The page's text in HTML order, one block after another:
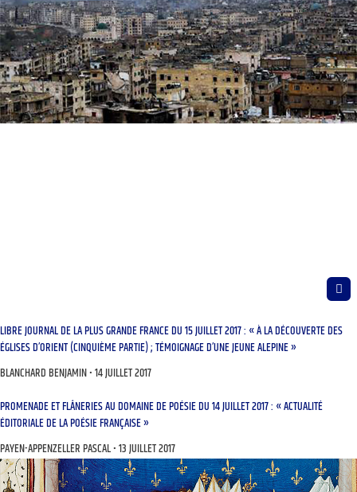
LIBRE JOURNAL DE LA PLUS GRANDE FRANCE DU 15 JUILLET 2017 : « À LA DÉCOUVERTE DES
ÉGLISES D’ORIENT (CINQUIÈME PARTIE) ; TÉMOIGNAGE D’UNE JEUNE ALEPINE »
BLANCHARD BENJAMIN 14 JUILLET 2017
PROMENADE ET FLÂNERIES AU DOMAINE DE POÉSIE DU 14 JUILLET 2017 : « ACTUALITÉ
ÉDITORIALE DE LA POÉSIE FRANÇAISE »
PAYEN-APPENZELLER PASCAL 13 JUILLET 2017